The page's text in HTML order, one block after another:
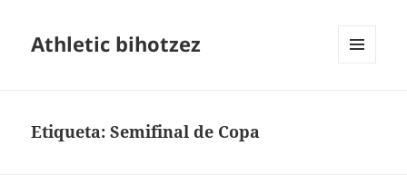
Athletic bihotzez
Etiqueta:Semifinal de Copa